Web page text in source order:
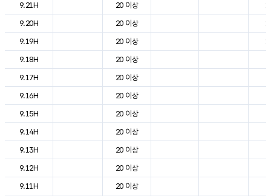
9.21H
20 이상
9.20H
20 이상
9.19H
20 이상
9.18H
20 이상
9.17H
20 이상
9.16H
20 이상
9.15H
20 이상
9.14H
20 이상
9.13H
20 이상
9.12H
20 이상
9.11H
20 이상